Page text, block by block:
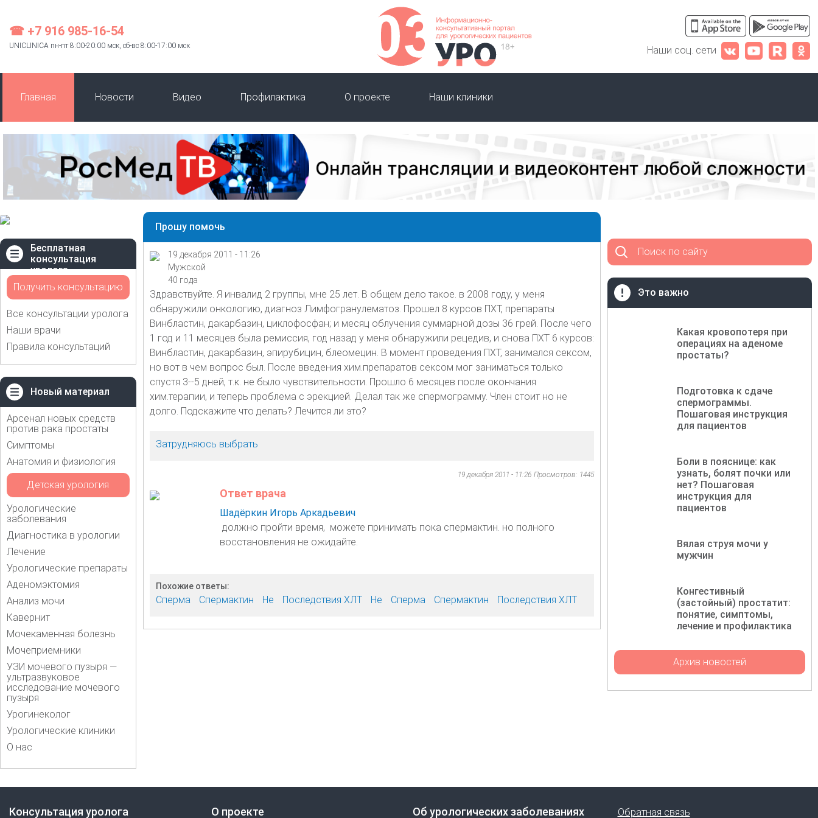
☎ +7 916 985-16-54
UNICLINICA пн-пт 8:00-20:00 мск, сб-вс 8:00-17:00 мск Наши соц. сети
Главная Новости Видео Профилактика О проекте Наши клиники
Бесплатная
консультация
уролога
Получить консультацию
Все консультации уролога
Наши врачи
Правила консультаций
Новый материал
Арсенал новых средств
против рака простаты
Симптомы
Анатомия и физиология
Детская урология
Урологические
заболевания
Диагностика в урологии
Лечение
Урологические препараты
Аденомэктомия
Анализ мочи
Кавернит
Мочекаменная болезнь
Мочеприемники
УЗИ мочевого пузыря —
ультразвуковое
исследование мочевого
пузыря
Урогинеколог
Урологические клиники
О нас
Прошу помочь
19 декабря 2011 - 11:26
Мужской
40 года
Здравствуйте. Я инвалид 2 группы, мне 25 лет. В общем дело такое. в 2008 году, у меня
обнаружили онкологию, диагноз Лимфогранулематоз. Прошел 8 курсов ПХТ, препараты
Винбластин, дакарбазин, циклофосфан; и месяц облучения суммарной дозы 36 грей. После чего
1 год и 11 месяцев была ремиссия, год назад у меня обнаружили рецедив, и снова ПХТ 6 курсов:
Винбластин, дакарбазин, эпирубицин, блеомецин. В момент проведения ПХТ, занимался сексом,
но вот в чем вопрос был. После введения хим.препаратов сексом мог заниматься только
спустя 3--5 дней, т.к. не было чувствительности. Прошло 6 месяцев после окончания
хим.терапии, и теперь проблема с эрекцией. Делал так же спермограмму. Член стоит но не
долго. Подскажите что делать? Лечится ли это?
Затрудняюсь выбрать
19 декабря 2011 - 11:26 Просмотров: 1445
Ответ врача
Шадёркин Игорь Аркадьевич
должно пройти время, можете принимать пока спермактин. но полного
восстановления не ожидайте.
Похожие ответы:
Сперма Спермактин Не Последствия ХЛТ Не Сперма Спермактин Последствия ХЛТ
Поиск по сайту
Это важно
Какая кровопотеря при
операциях на аденоме
простаты?
Подготовка к сдаче
спермограммы.
Пошаговая инструкция
для пациентов
Боли в пояснице: как
узнать, болят почки или
нет? Пошаговая
инструкция для
пациентов
Вялая струя мочи у
мужчин
Конгестивный
(застойный) простатит:
понятие, симптомы,
лечение и профилактика
Архив новостей
Консультация уролога О проекте Об урологических заболеваниях Обратная связь